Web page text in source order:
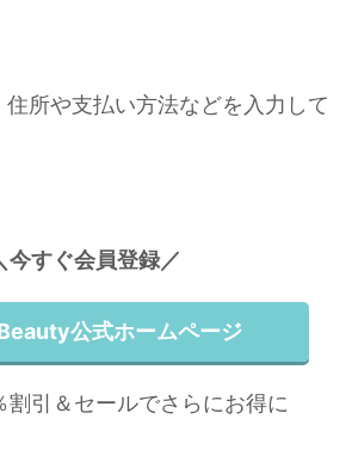
所や支払い方法などを入力して
今すぐ会員登録／
公式ホームページ
引＆セールでさらにお得に